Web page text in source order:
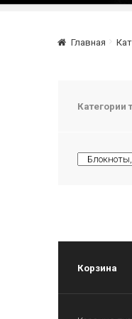
Главная
Категории
Корзина